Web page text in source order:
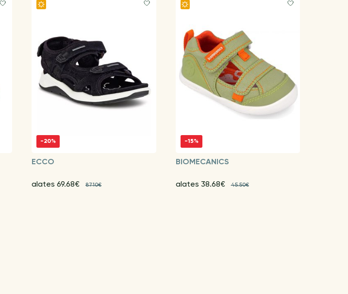
-20%
ECCO
alates 69.68€ 87.10€
-15%
BIOMECANICS
alates 38.68€ 45.50€